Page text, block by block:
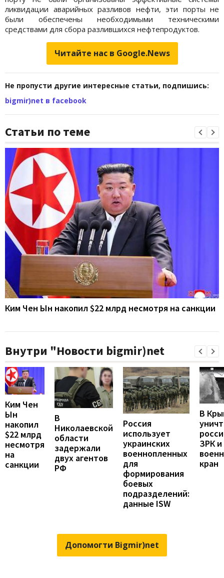
ликвидации аварийных разливов нефти, эти порты не
были обеспечены необходимыми техническими
средствами для сбора разлившихся нефтепродуктов.
Читайте нас в Google.News
Не пропусти другие интересные статьи, подпишись:
bigmir)net в facebook
Статьи по теме
Ким Чен Ын накопил $22 млрд несмотря на санкции
Внутри "Новости bigmir)net
Ким Чен
Ын
накопил
$22 млрд
несмотря
на
санкции
В
Николаевской
области
задержали
двух агентов
РФ
Россия
использует
украинских
военнопленных
для
формирования
боевых
подразделений:
данные ISW
В
ЗРК и
кран
Допомогти Bigmir)net